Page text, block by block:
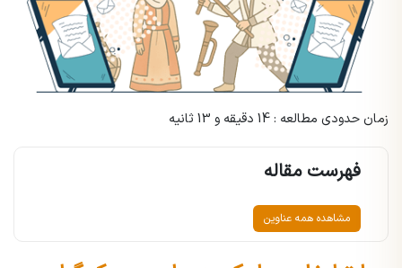
زمان حدودی مطالعه : 14 دقیقه و 13 ثانیه
فهرست مقاله
مشاهده همه عناوین